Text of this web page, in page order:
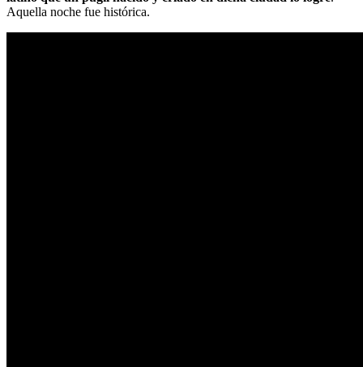
Aquella noche fue histórica.